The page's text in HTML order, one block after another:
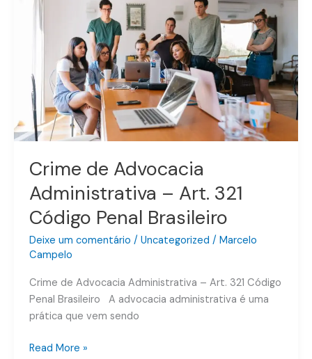
Crime de Advocacia
Administrativa – Art. 321
Código Penal Brasileiro
Deixe um comentário / Uncategorized / Marcelo
Campelo
Crime de Advocacia Administrativa – Art. 321 Código
Penal Brasileiro A advocacia administrativa é uma
prática que vem sendo
Administrativa
Código
Penal
Brasileiro
Read More »